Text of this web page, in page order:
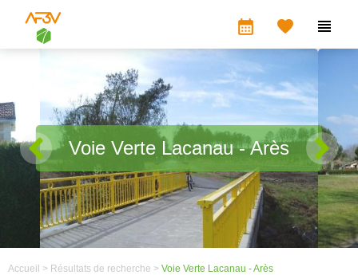
calendar_month  
Voie Verte Lacanau - Arès
Accueil > Résultats de recherche > Voie Verte Lacanau - Arès